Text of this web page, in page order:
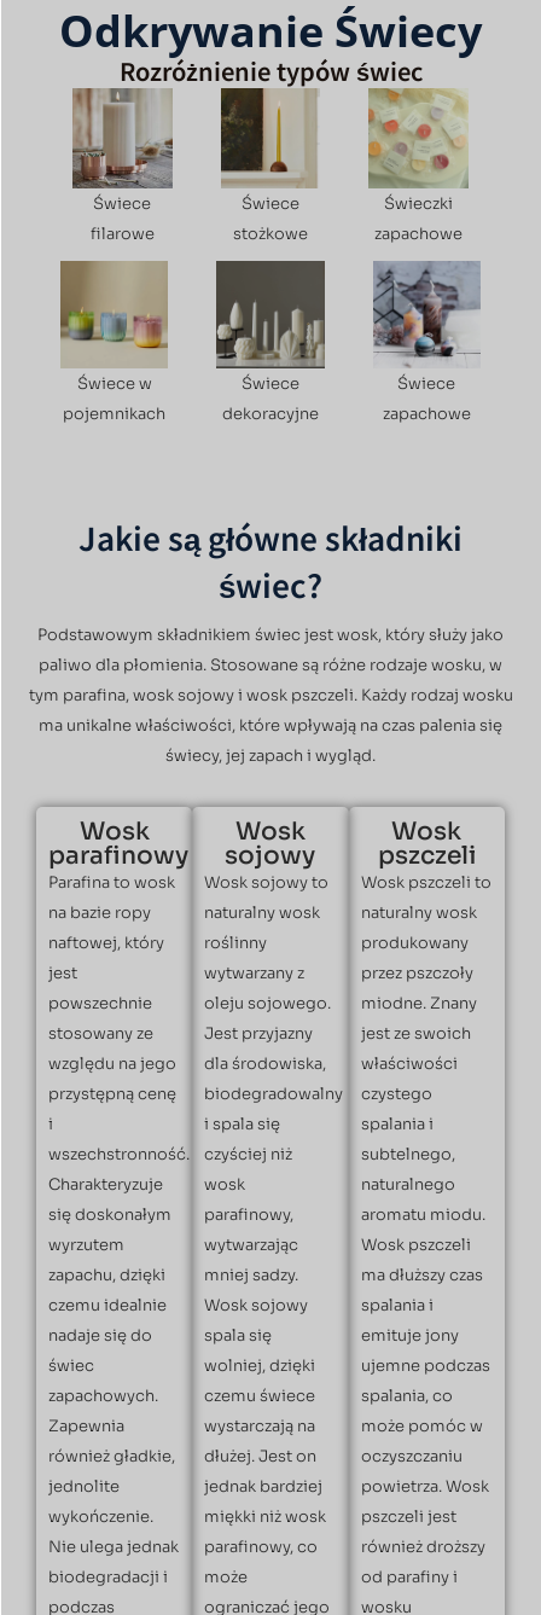
Odkrywanie Świecy
Rozróżnienie typów świec
Świece
filarowe
Świece
stożkowe
Świeczki
zapachowe
Świece w
pojemnikach
Świece
dekoracyjne
Świece
zapachowe
Jakie są główne składniki
świec?
Podstawowym składnikiem świec jest wosk, który służy jako
paliwo dla płomienia. Stosowane są różne rodzaje wosku, w
tym parafina, wosk sojowy i wosk pszczeli. Każdy rodzaj wosku
ma unikalne właściwości, które wpływają na czas palenia się
świecy, jej zapach i wygląd.
Wosk
parafinowy
Parafina to wosk
na bazie ropy
naftowej, który
jest
powszechnie
stosowany ze
względu na jego
przystępną cenę
i
wszechstronność.
Charakteryzuje
się doskonałym
wyrzutem
zapachu, dzięki
czemu idealnie
nadaje się do
świec
zapachowych.
Zapewnia
również gładkie,
jednolite
wykończenie.
Nie ulega jednak
biodegradacji i
podczas
Wosk
sojowy
Wosk sojowy to
naturalny wosk
roślinny
wytwarzany z
oleju sojowego.
Jest przyjazny
dla środowiska,
biodegradowalny
i spala się
czyściej niż
wosk
parafinowy,
wytwarzając
mniej sadzy.
Wosk sojowy
spala się
wolniej, dzięki
czemu świece
wystarczają na
dłużej. Jest on
jednak bardziej
miękki niż wosk
parafinowy, co
może
ograniczać jego
Wosk
pszczeli
Wosk pszczeli to
naturalny wosk
produkowany
przez pszczoły
miodne. Znany
jest ze swoich
właściwości
czystego
spalania i
subtelnego,
naturalnego
aromatu miodu.
Wosk pszczeli
ma dłuższy czas
spalania i
emituje jony
ujemne podczas
spalania, co
może pomóc w
oczyszczaniu
powietrza. Wosk
pszczeli jest
również droższy
od parafiny i
wosku